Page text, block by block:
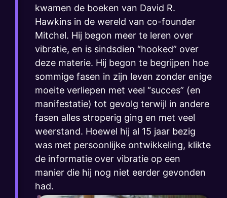
kwamen de boeken van David R.
Hawkins in de wereld van co-founder
Mitchel. Hij begon meer te leren over
vibratie, en is sindsdien “hooked” over
deze materie. Hij begon te begrijpen hoe
sommige fasen in zijn leven zonder enige
moeite verliepen met veel “succes” (en
manifestatie) tot gevolg terwijl in andere
fasen alles stroperig ging en met veel
weerstand. Hoewel hij al 15 jaar bezig
was met persoonlijke ontwikkeling, klikte
de informatie over vibratie op een
manier die hij nog niet eerder gevonden
had.